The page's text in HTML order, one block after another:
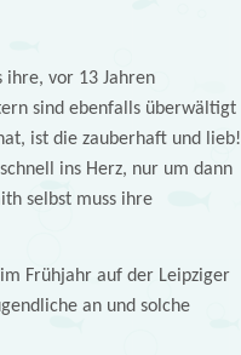
ihre, vor 13 Jahren
sind ebenfalls überwältigt
ist die zauberhaft und lieb!
ins Herz, nur um dann
selbst muss ihre
Frühjahr auf der Leipziger
an und solche